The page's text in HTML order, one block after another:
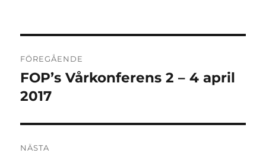
FÖREGÅENDE
Föregående
inlägg:
FOP’s Vårkonferens 2 – 4 april
2017
NÄSTA